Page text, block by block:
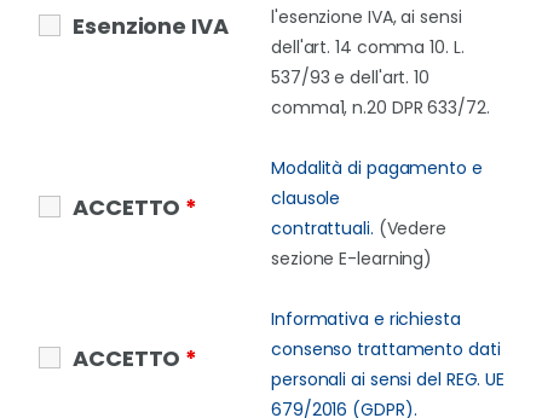
Esenzione IVA
l'esenzione IVA, ai sensi
dell'art. 14 comma 10. L.
537/93 e dell'art. 10
comma1, n.20 DPR 633/72.
ACCETTO *
Modalità di pagamento e
clausole
contrattuali. (Vedere
sezione E-learning)
ACCETTO *
Informativa e richiesta
consenso trattamento dati
personali ai sensi del REG. UE
679/2016 (GDPR).